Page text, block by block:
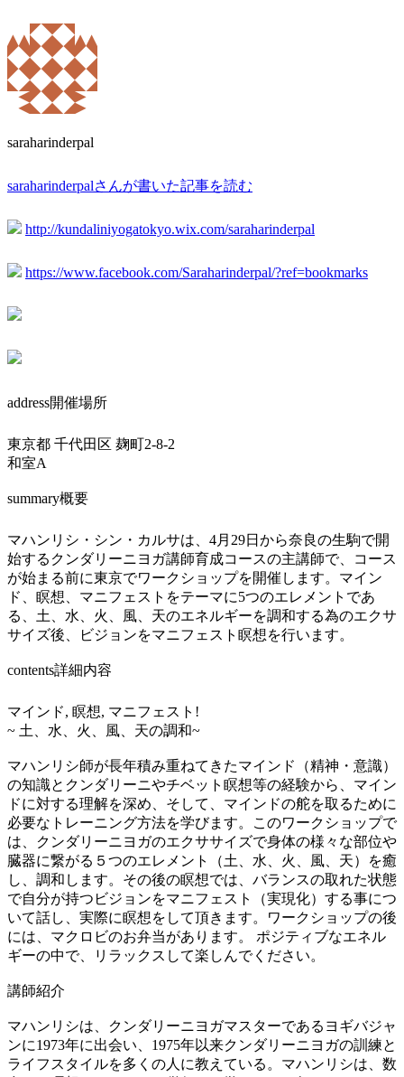
saraharinderpal
saraharinderpalさんが書いた記事を読む
http://kundaliniyogatokyo.wix.com/saraharinderpal
https://www.facebook.com/Saraharinderpal/?ref=bookmarks
address開催場所
東京都 千代田区 麹町2-8-2
和室A
summary概要
マハンリシ・シン・カルサは、4月29日から奈良の生駒で開
始するクンダリーニヨガ講師育成コースの主講師で、コース
が始まる前に東京でワークショップを開催します。マイン
ド、瞑想、マニフェストをテーマに5つのエレメントであ
る、土、水、火、風、天のエネルギーを調和する為のエクサ
サイズ後、ビジョンをマニフェスト瞑想を行います。
contents詳細内容
マインド, 瞑想, マニフェスト!
~ 土、水、火、風、天の調和~
マハンリシ師が長年積み重ねてきたマインド（精神・意識）
の知識とクンダリーニやチベット瞑想等の経験から、マイン
ドに対する理解を深め、そして、マインドの舵を取るために
必要なトレーニング方法を学びます。このワークショップで
は、クンダリーニヨガのエクササイズで身体の様々な部位や
臓器に繋がる５つのエレメント（土、水、火、風、天）を癒
し、調和します。その後の瞑想では、バランスの取れた状態
で自分が持つビジョンをマニフェスト（実現化）する事につ
いて話し、実際に瞑想をして頂きます。ワークショップの後
には、マクロビのお弁当があります。 ポジティブなエネル
ギーの中で、リラックスして楽しんでください。
講師紹介
マハンリシは、クンダリーニヨガマスターであるヨギバジャ
ンに1973年に出会い、1975年以来クンダリーニヨガの訓練と
ライフスタイルを多くの人に教えている。マハンリシは、数